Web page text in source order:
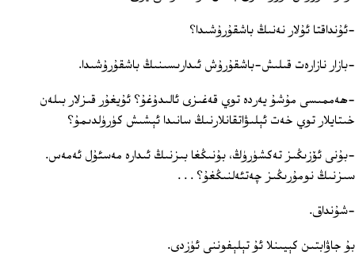
-ئۇنداقتا ئۇلار نەنىڭ باشقۇرۇشىدا؟
-بازار نازارەت قىلىش-باشقۇرۇش ئىدارىسىنىڭ باشقۇرۇشىدا.
-ھەممىسى مۇشۇ يەردە توي قەغىزى ئالىدۇغۇ؟ ئۇيغۇر قىزلار بىلەن
خىتايلار توي خەت ئېلىۋاتقانلارنىڭ سانىدا ئېشىش كۈرۈلدىمۇ؟
-بۇنى ئۆزىڭىز تەكشۈرۈڭ، بۇنىڭغا بىزنىڭ ئىدارە مەسئۇل ئەمەس.
سىزنىڭ نومۇرىڭىز چەتئەلنىڭغۇ؟ . . .
-شۇنداق.
بۇ جاۋابتىن كېيىنلا ئۇ تېلېفوننى ئۈزدى.